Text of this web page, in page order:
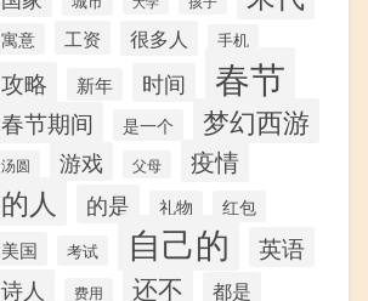
寓意 工资 很多人 手机
攻略 新年 时间 春节
春节期间 是一个 梦幻西游
汤圆 游戏 父母 疫情
的人 的是 礼物 红包
美国 考试 自己的 英语
诗人 费用 还不 都是